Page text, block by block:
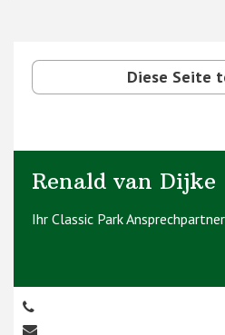
Diese Seite
Renald van Dijke
Ihr Classic Park Ansprechpartner